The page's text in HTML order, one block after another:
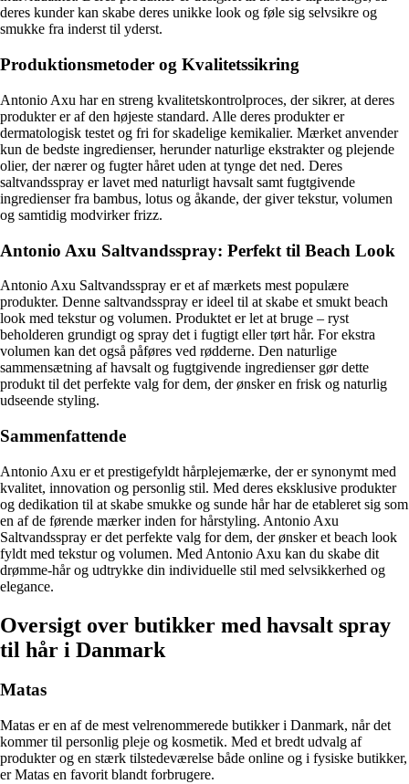
deres kunder kan skabe deres unikke look og føle sig selvsikre og
smukke fra inderst til yderst.
Produktionsmetoder og Kvalitetssikring
Antonio Axu har en streng kvalitetskontrolproces, der sikrer, at deres
produkter er af den højeste standard. Alle deres produkter er
dermatologisk testet og fri for skadelige kemikalier. Mærket anvender
kun de bedste ingredienser, herunder naturlige ekstrakter og plejende
olier, der nærer og fugter håret uden at tynge det ned. Deres
saltvandsspray er lavet med naturligt havsalt samt fugtgivende
ingredienser fra bambus, lotus og åkande, der giver tekstur, volumen
og samtidig modvirker frizz.
Antonio Axu Saltvandsspray: Perfekt til Beach Look
Antonio Axu Saltvandsspray er et af mærkets mest populære
produkter. Denne saltvandsspray er ideel til at skabe et smukt beach
look med tekstur og volumen. Produktet er let at bruge – ryst
beholderen grundigt og spray det i fugtigt eller tørt hår. For ekstra
volumen kan det også påføres ved rødderne. Den naturlige
sammensætning af havsalt og fugtgivende ingredienser gør dette
produkt til det perfekte valg for dem, der ønsker en frisk og naturlig
udseende styling.
Sammenfattende
Antonio Axu er et prestigefyldt hårplejemærke, der er synonymt med
kvalitet, innovation og personlig stil. Med deres eksklusive produkter
og dedikation til at skabe smukke og sunde hår har de etableret sig som
en af de førende mærker inden for hårstyling. Antonio Axu
Saltvandsspray er det perfekte valg for dem, der ønsker et beach look
fyldt med tekstur og volumen. Med Antonio Axu kan du skabe dit
drømme-hår og udtrykke din individuelle stil med selvsikkerhed og
elegance.
Oversigt over butikker med havsalt spray
til hår i Danmark
Matas
Matas er en af de mest velrenommerede butikker i Danmark, når det
kommer til personlig pleje og kosmetik. Med et bredt udvalg af
produkter og en stærk tilstedeværelse både online og i fysiske butikker,
er Matas en favorit blandt forbrugere.